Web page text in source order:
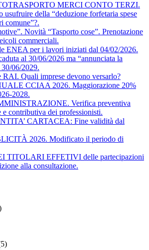
MERCI CONTO TERZI.
usufruire della “deduzione forfetaria spese
comune”?.
Novità “Tasporto cose”. Prenotazione
commerciali.
ENEA per i lavori iniziati dal 04/02/2026.
al 30/06/2026 ma “annunciata la
06/2029.
RAI. Quali imprese devono versarlo?
CCIAA 2026. Maggiorazione 20%
2028.
Verifica preventiva
e contributiva dei professionisti.
CARTACEA: Fine validità dal
2026. Modificato il periodo di
TITOLARI EFFETIVI delle partecipazioni
alla consultazione.